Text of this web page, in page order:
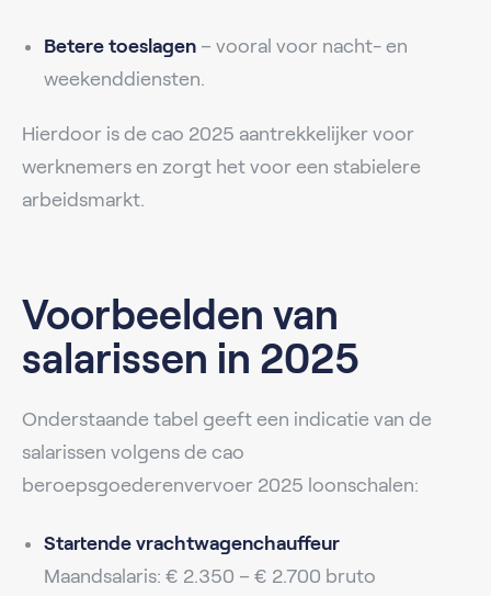
Betere toeslagen – vooral voor nacht- en
weekenddiensten.
Hierdoor is de cao 2025 aantrekkelijker voor
werknemers en zorgt het voor een stabielere
arbeidsmarkt.
Voorbeelden van
salarissen in 2025
Onderstaande tabel geeft een indicatie van de
salarissen volgens de cao
beroepsgoederenvervoer 2025 loonschalen:
Startende vrachtwagenchauffeur
Maandsalaris: € 2.350 – € 2.700 bruto